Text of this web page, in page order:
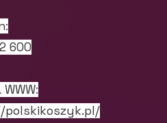
600
polskikoszyk.pl/